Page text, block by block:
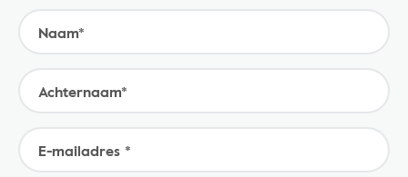
Naam*
Achternaam*
E-mailadres *